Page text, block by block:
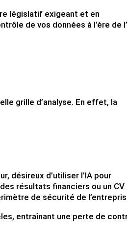
législatif exigeant et en
de vos données à l’ère de
grille d’analyse. En effet, la
désireux d’utiliser l’IA pour
résultats financiers ou un CV
de sécurité de
entraînant une perte de